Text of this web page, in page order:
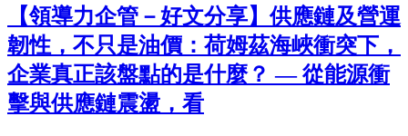
【領導力企管－好文分享】供應鏈及營運
韌性，不只是油價：荷姆茲海峽衝突下，
企業真正該盤點的是什麼？ — 從能源衝
擊與供應鏈震盪，看